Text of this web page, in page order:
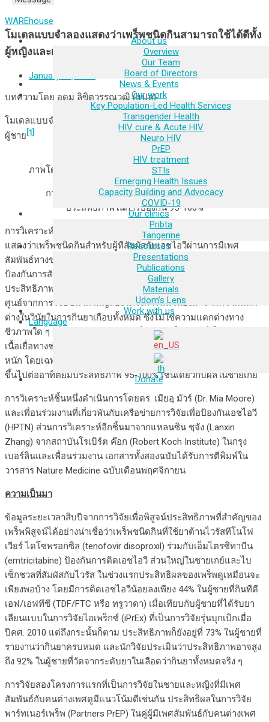
WAREhouse
About us
Overview
Our Team
Board of Directors
News & Events
Our work
Key Population-Led Health Services
Transgender Health
HIV cure & Acute HIV
Neuro HIV
PrEP
HIV treatment
STIs
Emerging Health Issues
Capacity Building and Advocacy
COVID-19
Our clinics
Pribta
Tangerine
Resources
Presentations
Publications
Gallery
Materials
Udom’s Lens
Work with us
Language
Donate
โมเดลแบบจำลองแสดงว่าเพร็พชนิดกินสามารถใช้ได้ดีทั้ง
ผู้หญิงและผู้ชาย
January 29, 2024
บทความโดย อุดม ลิขิตวรรณวุฒิ (แปล)
โมเดลแบบจำลองแสดงว่าเพร็พชนิดกินสามารถใช้ได้ดีทั้งผู้หญิงและ
ผู้ชาย [1]
ภาพโดย sebra/shutterstock.com ใน aidsmap
การกินเพร็พสี่ครั้งต่ออาทิตย์อาจเพียงพอสำหรับ
ประสิทธิภาพในการป้องกัน 95-100%
การวิเคราะห์ข้อมูลซ้ำสองครั้งจากการวิจัยเพื่อพิสูจน์ประสิทธิผล
แสดงว่าเพร็พชนิดกินสำหรับผู้ที่สัมผัสกับเอชไอวีผ่านการมีเพศ
สัมพันธ์ทางช่องคลอดนั้นมีประสิทธิผลพอ ๆ กับประสิทธิผลในการ
ป้องกันการสัมผัสเอชไอวีผ่านการมีเพศสัมพันธ์ทางทวารหนัก
ประสิทธิภาพที่ต่ำกว่าในหญิงตามเพศกำเนิดและประสิทธิภาพเป็น
ศูนย์จากการวิจัยขนาดใหญ่สองโครงการนั้น เนื่องมาจากความแตก
ต่างในวินัยในการกินยาเกือบทั้งหมด ซึ่งไม่ใช่ความแตกต่างทาง
ชีวภาพใด ๆ ของร่างกายของผู้หญิงที่มีต่อ เพร็พ หรือที่เป็นเพราะ
เนื้อเยื่อทางช่องคลอดมีปฏิกิริยาต่อเพร็พมากกว่าเนื้อเยื่อทางทวาร
หนัก โดยเฉพาะอย่างยิ่งการวิจัยทั้งสองชี้ให้เห็นว่าการกินเพร็พสี่ครั้ง
ขึ้นไปต่ออาทิตย์มีประสิทธิภาพ 95-100% เช่นเดียวกับผลในชายเกย์
การวิเคราะห์ชิ้นหนึ่งดำเนินการโดยดร. เมียอฺ มัวร์ (Dr. Mia Moore)
และเพื่อนร่วมงานที่เกี่ยวพันกับเครือข่ายการวิจัยเพื่อป้องกันเอชไอวี
(HPTN) ส่วนการวิเคราะห์อีกชิ้นมาจากแหลนซิน ชฺจัง (Lanxin
Zhang) จากสถาบันโรเบิร์ต ค๊อก (Robert Koch Institute) ในกรุง
เบอร์ลินและเพื่อนร่วมงาน เอกสารทั้งสองฉบับได้รับการตีพิมพ์ใน
วารสาร Nature Medicine ฉบับเดือนพฤศจิกายน
ความเป็นมา
ข้อมูลระยะเวลาสิบปีจากการวิจัยเพื่อพิสูจน์ประสิทธิภาพที่สำคัญของ
เพร็พพิสูจน์ได้อย่างน่าเชื่อว่าเพร็พชนิดกินที่ใช้ยาต้านไวรัสทีโนโฟ
เวียร์ ไดโซพรอกซิล (tenofovir disoproxil) ร่วมกับเอ็มไตรซิทาบีน
(emtricitabine) ป้องกันการติดเอชไอวี ส่วนใหญ่ในชายเกย์และไบ
เซ็กชวลที่สัมผัสกับไวรัส ในช่วงแรกประสิทธิผลของเพร็พดูเหมือนจะ
เพียงพอบ้าง โดยมีการติดเอชไอวีน้อยลงเพียง 44% ในผู้ชายที่กินทีดี
เอฟ/เอฟทีซี (TDF/FTC หรือ ทรูวาดา) เมื่อเทียบกับผู้ชายที่ได้รับยา
เลียนแบบในการวิจัยไอเพร็กซ์ (iPrEx) ที่เป็นการวิจัยรุ่นบุกเบิกเมื่อ
ปีคศ. 2010 แต่ถึงกระนั้นก็ตาม ประสิทธิภาพก็ยังอยู่ที่ 73% ในผู้ชายที่
รายงานว่ากินยาครบหมด และนักวิจัยประเมินว่าประสิทธิภาพอาจสูง
ถึง 92% ในผู้ชายที่วัดจากระดับยาในเลือดว่ากินยาทั้งหมดจริง ๆ
การวิจัยสองโครงการแรกที่เป็นการวิจัยในชายและหญิงที่มีเพศ
สัมพันธ์กับคนต่างเพศดูมีแนวโน้มดีเช่นกัน ประสิทธิผลในการวิจัย
พาร์ทเนอร์เพร็พ (Partners PrEP) ในคู่ผู้มีเพศสัมพันธ์กับคนต่างเพศ